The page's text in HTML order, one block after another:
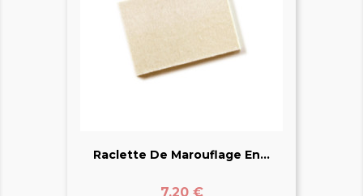
Raclette De Marouflage En...
Prix
7,20 €